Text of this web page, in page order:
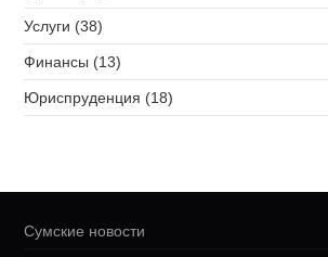
Услуги (38)
Финансы (13)
Юриспруденция (18)
Сумские новости